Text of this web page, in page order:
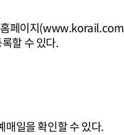
페이지(www.korail.com
할 수 있다.
매일을 확인할 수 있다.